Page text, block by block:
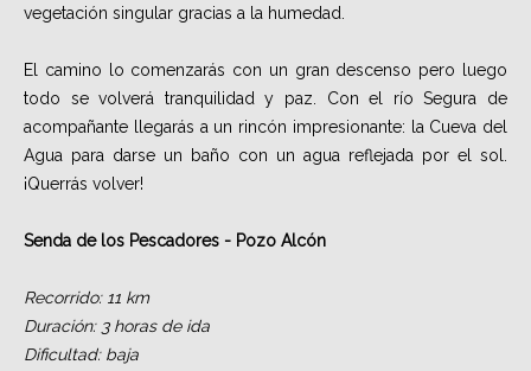
vegetación singular gracias a la humedad.
El camino lo comenzarás con un gran descenso pero luego
todo se volverá tranquilidad y paz. Con el río Segura de
acompañante llegarás a un rincón impresionante: la Cueva del
Agua para darse un baño con un agua reflejada por el sol.
¡Querrás volver!
Senda de los Pescadores - Pozo Alcón
Recorrido: 11 km
Duración: 3 horas de ida
Dificultad: baja